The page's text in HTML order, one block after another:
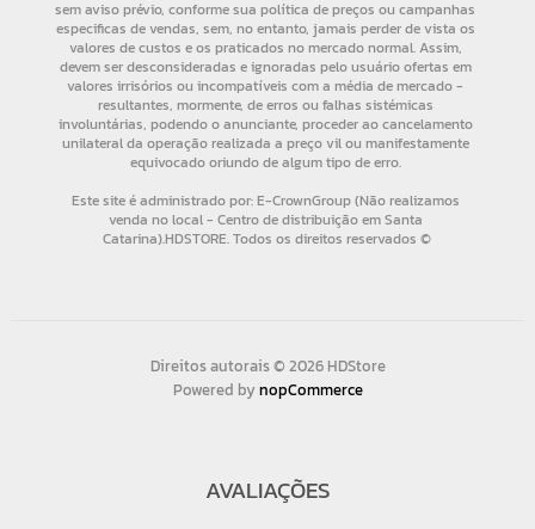
Direitos autorais © 2026 HDStore
Powered bynopCommerce
AVALIAÇÕES